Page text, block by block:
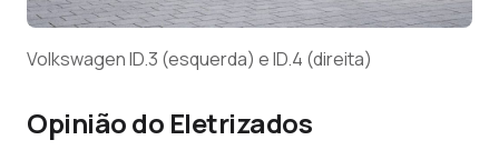
Volkswagen ID.3 (esquerda) e ID.4 (direita)
Opinião do Eletrizados